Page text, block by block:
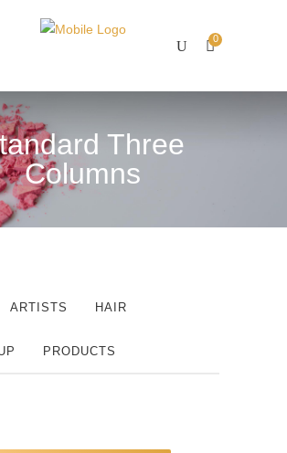
0
Three
Columns
ARTISTS HAIR
PRODUCTS